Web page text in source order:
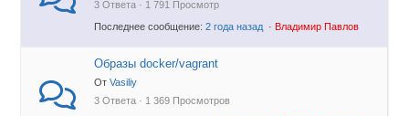
3 Ответа · 1 791 Просмотр
Последнее сообщение:2 года назад · Владимир Павлов
Образы docker/vagrant
ОтVasiliy
3 Ответа · 1 369 Просмотров